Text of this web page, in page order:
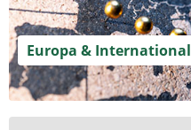
Europa & International